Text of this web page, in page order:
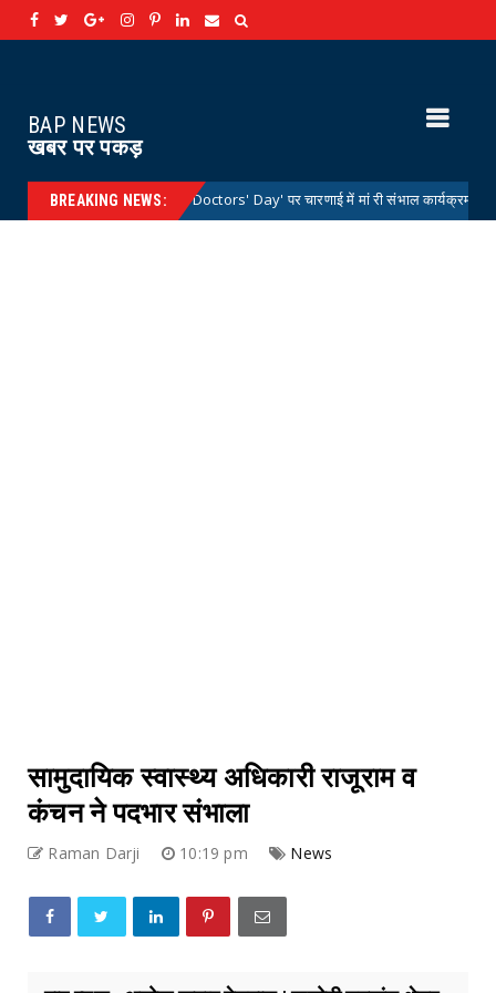
BAP NEWS
खबर पर पकड़
BREAKING NEWS:
डे 'National Doctors' Day' पर चारणाई में मां री संभाल कार्यक्रम आयोजित
सामुदायिक स्वास्थ्य अधिकारी राजूराम व
कंचन ने पदभार संभाला
Raman Darji 10:19 pm News